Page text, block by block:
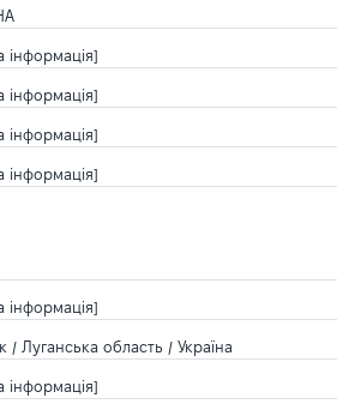
інформація]
інформація]
інформація]
інформація]
інформація]
/ Луганська область / Україна
інформація]